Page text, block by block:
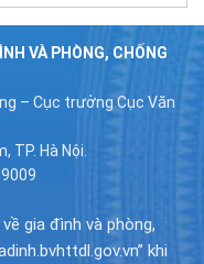
VÀ PHÒNG, CHỐNG
– Cục trưởng Cục Văn
TP. Hà Nội.
gia đình và phòng,
khi